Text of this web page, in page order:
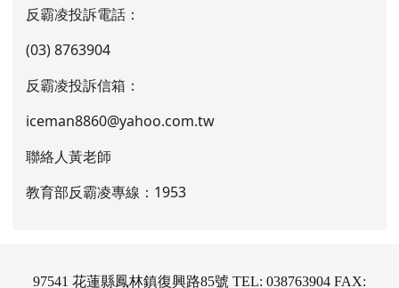
反霸凌投訴電話：
(03) 8763904
反霸凌投訴信箱：
iceman8860@yahoo.com.tw
聯絡人黃老師
教育部反霸凌專線：1953
97541 花蓮縣鳳林鎮復興路85號 TEL: 038763904 FAX: